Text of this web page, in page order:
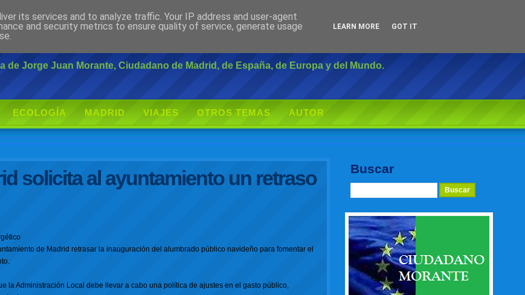
de Jorge Juan Morante, Ciudadano de Madrid, de España, de Europa y del Mundo.
ECOLOGÍA MADRID VIAJES OTROS TEMAS AUTOR
Buscar
solicita al ayuntamiento un retraso
de Madrid retrasar la inauguración del alumbrado público navideño para fomentar el
la Administración Local debe llevar a cabo una política de ajustes en el gasto público,
its services and to analyze traffic. Your IP address and user-agent
and security metrics to ensure quality of service, generate usage
LEARN MORE GOT IT